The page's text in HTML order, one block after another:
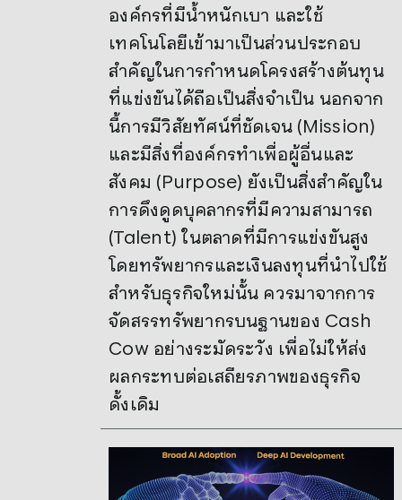
องค์กรที่มีน้ำหนักเบา และใช้
เทคโนโลยีเข้ามาเป็นส่วนประกอบ
สำคัญในการกำหนดโครงสร้างต้นทุน
ที่แข่งขันได้ถือเป็นสิ่งจำเป็น นอกจาก
นี้การมีวิสัยทัศน์ที่ชัดเจน (Mission)
และมีสิ่งที่องค์กรทำเพื่อผู้อื่นและ
สังคม (Purpose) ยังเป็นสิ่งสำคัญใน
การดึงดูดบุคลากรที่มีความสามารถ
(Talent) ในตลาดที่มีการแข่งขันสูง
โดยทรัพยากรและเงินลงทุนที่นำไปใช้
สำหรับธุรกิจใหม่นั้น ควรมาจากการ
จัดสรรทรัพยากรบนฐานของ Cash
Cow อย่างระมัดระวัง เพื่อไม่ให้ส่ง
ผลกระทบต่อเสถียรภาพของธุรกิจ
ดั้งเดิม